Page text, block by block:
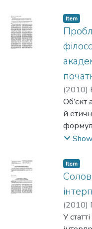
з
Item
(2010)
Об’єкт
й
ХІХ –
ХХ ст.
Item
(2010)
У